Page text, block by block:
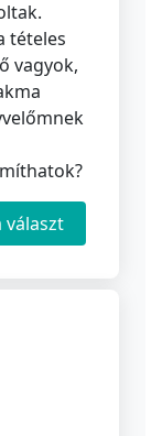
tételes
vagyok,
választ